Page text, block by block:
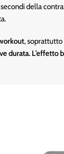
della
, soprattutto
durata. L’effetto